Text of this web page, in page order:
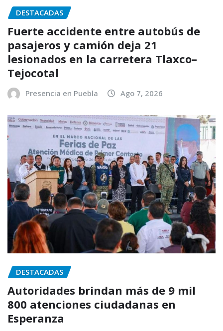
DESTACADAS
Fuerte accidente entre autobús de
pasajeros y camión deja 21
lesionados en la carretera Tlaxco–
Tejocotal
Presencia en Puebla Ago 7, 2026
DESTACADAS
Autoridades brindan más de 9 mil
800 atenciones ciudadanas en
Esperanza